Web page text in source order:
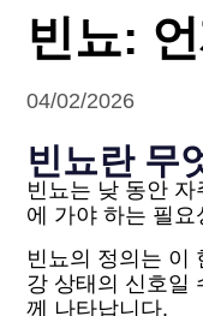
빈뇨:
04/02/2026
빈뇨란 무
빈뇨는 낮 동안
에 가야 하는 필
빈뇨의 정의는 이
강 상태의 신호일
께 나타납니다.